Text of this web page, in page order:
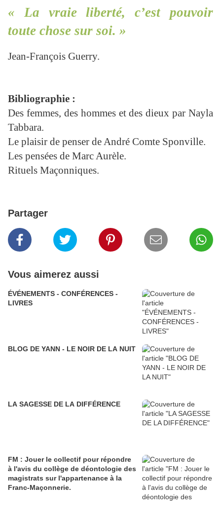
« La vraie liberté, c’est pouvoir
toute chose sur soi. »
Jean-François Guerry.
Bibliographie :
Des femmes, des hommes et des dieux par Nayla
Tabbara.
Le plaisir de penser de André Comte Sponville.
Les pensées de Marc Aurèle.
Rituels Maçonniques.
Partager
Vous aimerez aussi
ÉVÉNEMENTS - CONFÉRENCES -
LIVRES
BLOG DE YANN - LE NOIR DE LA NUIT
LA SAGESSE DE LA DIFFÉRENCE
FM : Jouer le collectif pour répondre
à l'avis du collège de déontologie des
magistrats sur l'appartenance à la
Franc-Maçonnerie.